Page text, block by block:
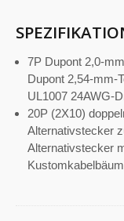
7P Dupont 2,0-
Dupont 2,54-mm-
UL1007 24AWG-
20P (2X10)
Alternativstecker
Alternativstecker